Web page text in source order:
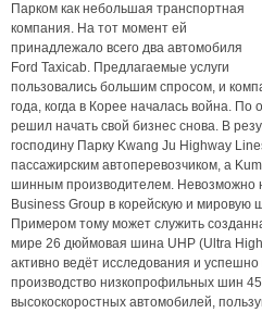
Парком как небольшая транспортная
компания. На тот момент ей
принадлежало всего два автомобиля
Ford Taxicab. Предлагаемые услуги
пользовались большим спросом, и
года, когда в Корее началась война.
решил начать свой бизнес снова. В
господину Парку Kwang Ju Highway
пассажирским автоперевозчиком, а
шинным производителем. Невозможно
Business Group в корейскую и
Примером тому может служить
мире 26 дюймовая шина UHP (Ultra
активно ведёт исследования и
производство низкопрофильных шин
высокоскоростных автомобилей,